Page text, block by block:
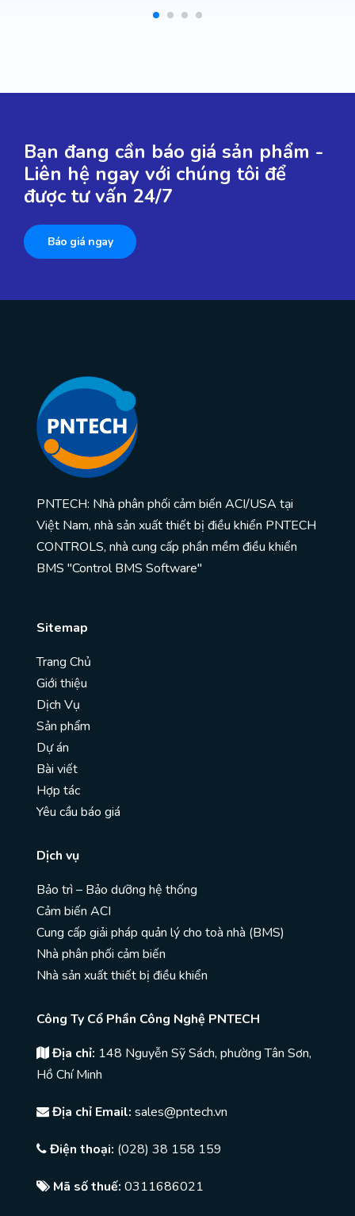
Bạn đang cần báo giá sản phẩm -
Liên hệ ngay với chúng tôi để
được tư vấn 24/7
Báo giá ngay
PNTECH: Nhà phân phối cảm biến ACI/USA tại
Việt Nam, nhà sản xuất thiết bị điều khiển PNTECH
CONTROLS, nhà cung cấp phần mềm điều khiển
BMS "Control BMS Software"
Sitemap
Trang Chủ
Giới thiệu
Dịch Vụ
Sản phẩm
Dự án
Bài viết
Hợp tác
Yêu cầu báo giá
Dịch vụ
Bảo trì – Bảo dưỡng hệ thống
Cảm biến ACI
Cung cấp giải pháp quản lý cho toà nhà (BMS)
Nhà phân phối cảm biến
Nhà sản xuất thiết bị điều khiển
Công Ty Cổ Phần Công Nghệ PNTECH
Địa chỉ: 148 Nguyễn Sỹ Sách, phường Tân Sơn,
Hồ Chí Minh
Địa chỉ Email: sales@pntech.vn
Điện thoại: (028) 38 158 159
Mã số thuế: 0311686021